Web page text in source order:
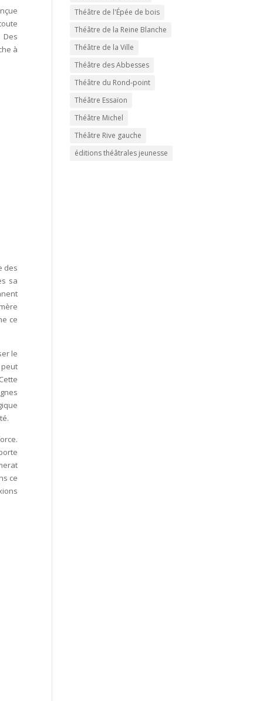
Des
à
des
sa
ce
le
ce
Théâtre de l'Épée de bois
Théâtre de la Reine Blanche
Théâtre de la Ville
Théâtre des Abbesses
Théâtre du Rond-point
Théâtre Essaïon
Théâtre Michel
Théâtre Rive gauche
éditions théâtrales jeunesse